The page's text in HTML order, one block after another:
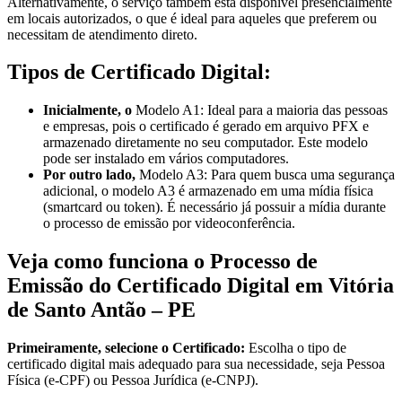
em locais autorizados, o que é ideal para aqueles que preferem ou
necessitam de atendimento direto.
Tipos de Certificado Digital:
Inicialmente, o Modelo A1: Ideal para a maioria das pessoas
e empresas, pois o certificado é gerado em arquivo PFX e
armazenado diretamente no seu computador. Este modelo
pode ser instalado em vários computadores.
Por outro lado, Modelo A3: Para quem busca uma segurança
adicional, o modelo A3 é armazenado em uma mídia física
(smartcard ou token). É necessário já possuir a mídia durante
o processo de emissão por videoconferência.
Veja como funciona o Processo de
Emissão do Certificado Digital em Vitória
de Santo Antão – PE
Primeiramente, selecione o Certificado: Escolha o tipo de
certificado digital mais adequado para sua necessidade, seja Pessoa
Física (e-CPF) ou Pessoa Jurídica (e-CNPJ).